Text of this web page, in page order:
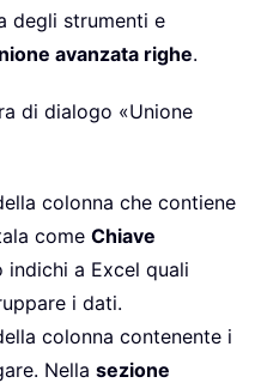
degli strumenti e
avanzata righe.
di dialogo «Unione
colonna che contiene
come Chiave
indichi a Excel quali
i dati.
colonna contenente i
Nella sezione